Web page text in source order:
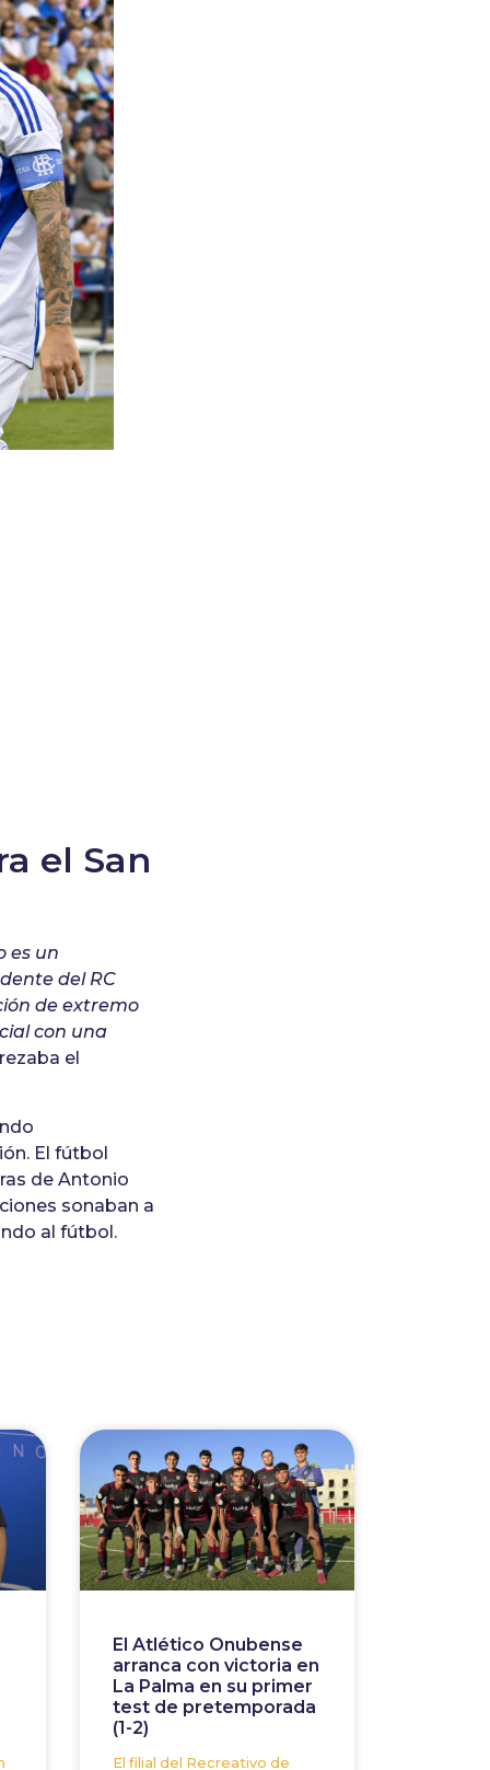
el San
es un
del RC
de extremo
con una
el
El fútbol
de Antonio
sonaban a
al fútbol.
El Atlético Onubense
arranca con victoria en
La Palma en su primer
test de pretemporada
(1-2)
El filial del Recreativo de